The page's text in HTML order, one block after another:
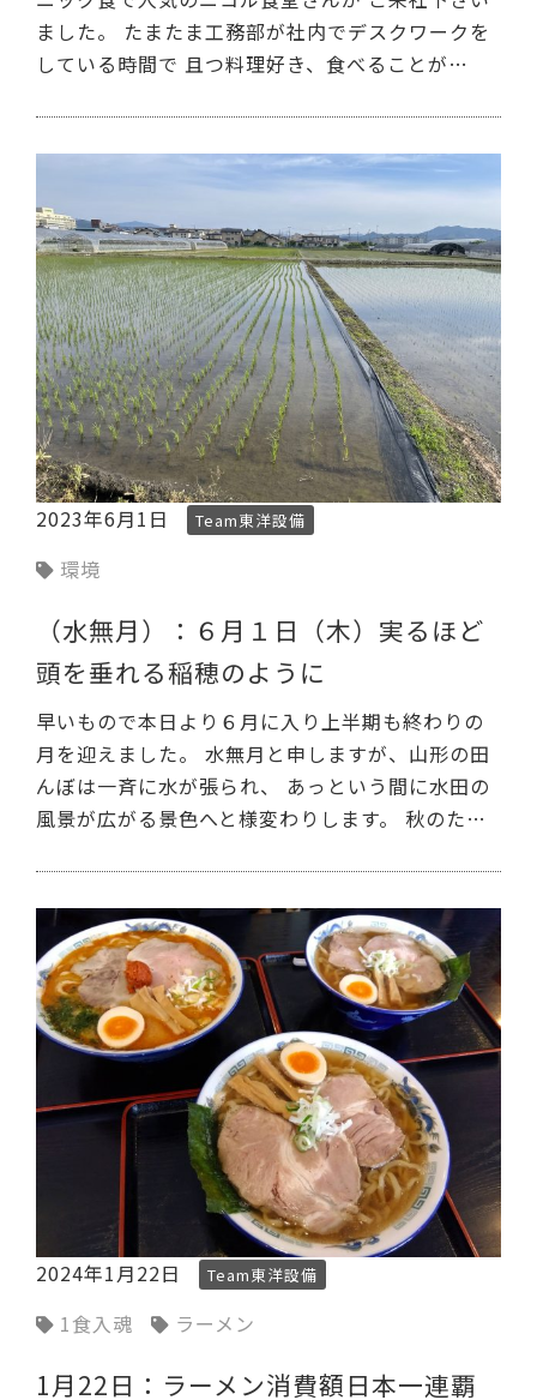
ました。 たまたま工務部が社内でデスクワークを
している時間で 且つ料理好き、食べることが…
2023年6月1日 Team東洋設備
環境
（水無月）：６月１日（木）実るほど
頭を垂れる稲穂のように
早いもので本日より６月に入り上半期も終わりの
月を迎えました。 水無月と申しますが、山形の田
んぼは一斉に水が張られ、 あっという間に水田の
風景が広がる景色へと様変わりします。 秋のた…
2024年1月22日 Team東洋設備
1食入魂 ラーメン
1月22日：ラーメン消費額日本一連覇